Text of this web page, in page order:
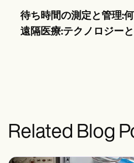
待ち時間の測定と管理:
遠隔医療:テクノロジー
Related Blog